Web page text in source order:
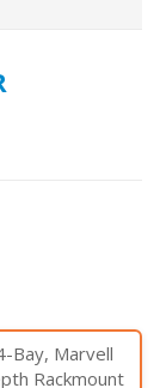
Bay, Marvell
Rackmount